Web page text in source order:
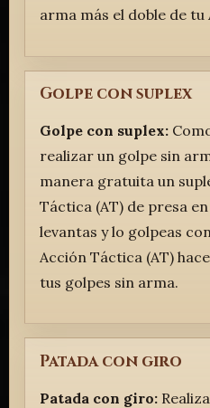
arma más el doble de tu
Golpe con suplex
Golpe con suplex:
realizar un golpe sin
manera gratuita un
Táctica (AT) de presa
levantas y lo golpeas
Acción Táctica (AT)
tus golpes sin arma.
Patada con giro
Patada con giro: